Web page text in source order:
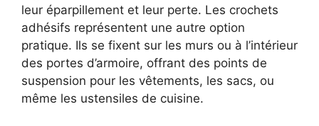
leur éparpillement et leur perte. Les crochets
adhésifs représentent une autre option
pratique. Ils se fixent sur les murs ou à l’intérieur
des portes d’armoire, offrant des points de
suspension pour les vêtements, les sacs, ou
même les ustensiles de cuisine.